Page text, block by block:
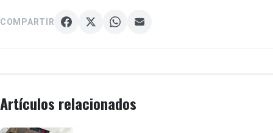
COMPARTIR
Artículos relacionados